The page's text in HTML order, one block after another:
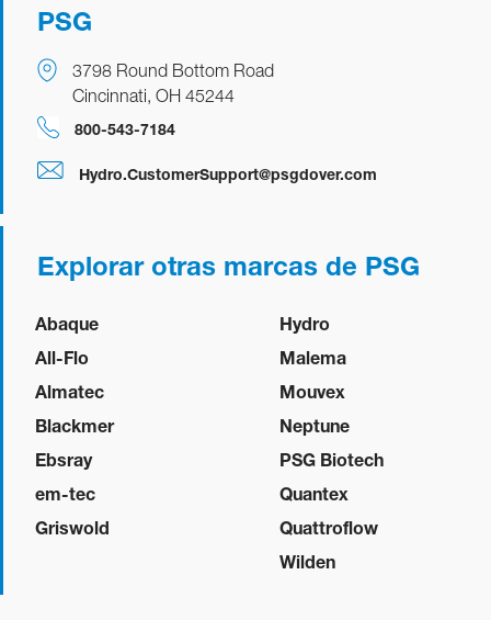
PSG
3798 Round Bottom Road
Cincinnati, OH 45244
800-543-7184
Hydro.CustomerSupport@psgdover.com
Explorar otras marcas de PSG
Abaque
All-Flo
Almatec
Blackmer
Ebsray
em-tec
Griswold
Hydro
Malema
Mouvex
Neptune
PSG Biotech
Quantex
Quattroflow
Wilden